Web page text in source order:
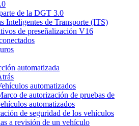
de la DGT 3.0
Inteligentes de Transporte (ITS)
de preseñalización V16
automatizada
automatizados
de autorización de pruebas de
automatizados
de seguridad de los vehículos
a revisión de un vehículo